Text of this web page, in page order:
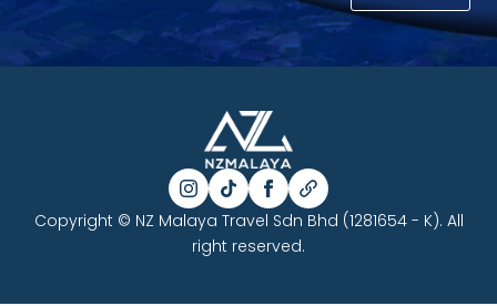
Copyright © NZ Malaya Travel Sdn Bhd (1281654 - K). All
right reserved.